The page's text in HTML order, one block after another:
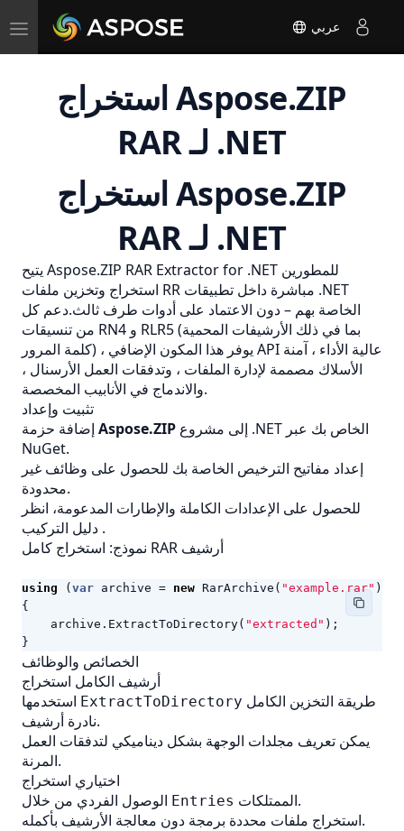
Toggle
navigation
عربي
استخراج Aspose.ZIP
RAR لـ .NET
استخراج Aspose.ZIP
RAR لـ .NET
يتيح Aspose.ZIP RAR Extractor for .NET للمطورين
استخراج وتخزين ملفات RR مباشرة داخل تطبيقات .NET
الخاصة بهم – دون الاعتماد على أدوات طرف ثالث.دعم كل
من تنسيقات RN4 و RLR5 (بما في ذلك الأرشيفات المحمية
كلمة المرور) ، يوفر هذا المكون الإضافي API عالية الأداء ، آمنة
الأسلاك مصممة لإدارة الملفات ، وتدفقات العمل الأرسنال ،
والاندماج في الأنابيب المخصصة.
تثبيت وإعداد
Aspose.ZIP
NuGet.
إعداد مفاتيح الترخيص الخاصة بك للحصول على وظائف غير
محدودة.
للحصول على الإعدادات الكاملة والإطارات المدعومة، انظر
.
نموذج: استخراج كامل RAR أرشيف
using ( var archive = new RarArchive ( "example.rar" ))
{
archive . ExtractToDirectory( "extracted" );
}
الخصائص والوظائف
أرشيف الكامل استخراج
ExtractToDirectory طريقة التخزين الكامل
نادرةأرشيف.
يمكن تعريف مجلدات الوجهة بشكل ديناميكي لتدفقات العمل
المرنة.
اختياري استخراج
Entries
الممتلكات.
استخراج ملفات محددة برمجة دون معالجة الأرشيف بأكمله.